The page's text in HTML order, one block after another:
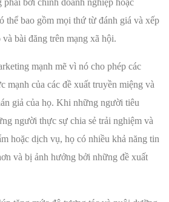
thể bao gồm mọi thứ từ đánh giá và xếp
bài đăng trên mạng xã hội.
mạnh mẽ vì nó cho phép các
mạnh của các đề xuất truyền miệng và
giả của họ. Khi những người tiêu
người thực sự chia sẻ trải nghiệm và
hoặc dịch vụ, họ có nhiều khả năng tin
và bị ảnh hưởng bởi những đề xuất